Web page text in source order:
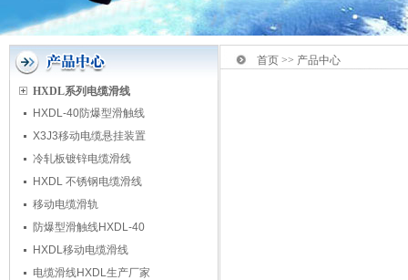
HXDL系列电缆滑线
HXDL-40防爆型滑触线
X3J3移动电缆悬挂装置
冷轧板镀锌电缆滑线
HXDL 不锈钢电缆滑线
移动电缆滑轨
防爆型滑触线HXDL-40
HXDL移动电缆滑线
电缆滑线HXDL生产厂家
首页 >> 产品中心